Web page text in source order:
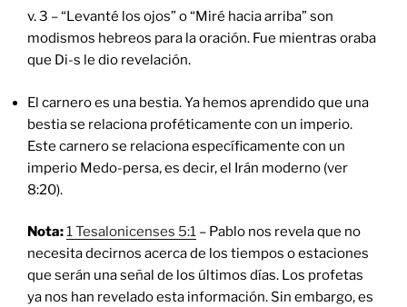
v. 3 – “Levanté los ojos” o “Miré hacia arriba” son
modismos hebreos para la oración. Fue mientras oraba
que Di-s le dio revelación.
El carnero es una bestia. Ya hemos aprendido que una
bestia se relaciona proféticamente con un imperio.
Este carnero se relaciona específicamente con un
imperio Medo-persa, es decir, el Irán moderno (ver
8:20).
Nota:1 Tesalonicenses 5:1 – Pablo nos revela que no
necesita decirnos acerca de los tiempos o estaciones
que serán una señal de los últimos días. Los profetas
ya nos han revelado esta información. Sin embargo, es